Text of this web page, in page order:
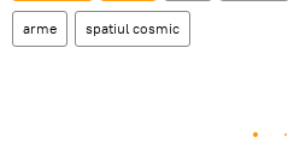
arme spatiul cosmic